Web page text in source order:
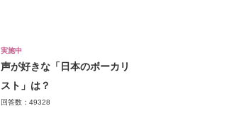
実施中
声が好きな「日本のボーカリ
スト」は？
回答数：49328